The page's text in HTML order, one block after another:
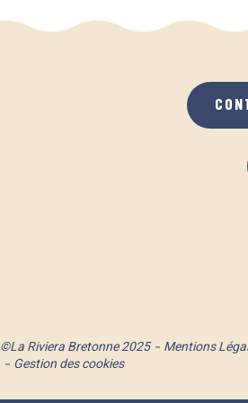
©La Riviera Bretonne 2025 Mentions
Gestion des cookies